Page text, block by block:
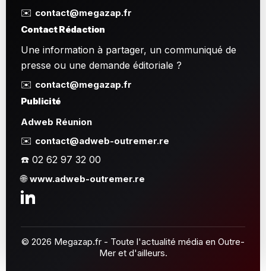
✉️ contact@megazap.fr
Contact Rédaction
Une information à partager, un communiqué de
presse ou une demande éditoriale ?
✉️ contact@megazap.fr
Publicité
Adweb Réunion
✉️ contact@adweb-outremer.re
☎️ 02 62 97 32 00
🌐www.adweb-outremer.re
© 2026 Megazap.fr - Toute l'actualité média en Outre-
Mer et d'ailleurs.